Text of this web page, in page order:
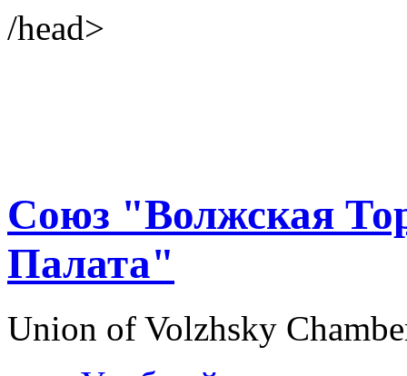
/head>
Союз "Волжская
Палата"
Union of Volzhsky